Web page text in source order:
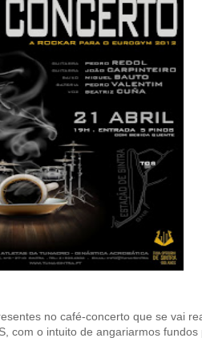
no café-concerto que se vai
com o intuito de angariarmos